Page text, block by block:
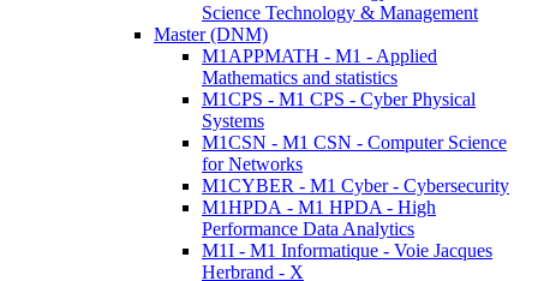
Science Technology & Management
Master (DNM)
M1APPMATH - M1 - Applied
Mathematics and statistics
M1CPS - M1 CPS - Cyber Physical
Systems
M1CSN - M1 CSN - Computer Science
for Networks
M1CYBER - M1 Cyber - Cybersecurity
M1HPDA - M1 HPDA - High
Performance Data Analytics
M1I - M1 Informatique - Voie Jacques
Herbrand - X